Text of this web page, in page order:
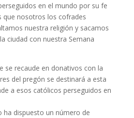
en el mundo por su fe
que nosotros los cofrades
nuestra religión y sacamos
ciudad con nuestra Semana
se recaude en donativos con la
del pregón se destinará a esta
a esos católicos perseguidos en
ha dispuesto un número de